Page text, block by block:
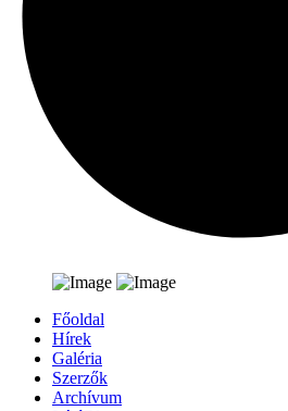
Főoldal
Hírek
Galéria
Szerzők
Archívum